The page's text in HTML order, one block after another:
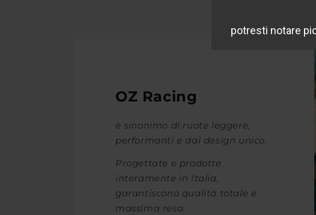
OZ Racing
è sinonimo di ruote leggere,
performanti e dal design unico.
Progettate e prodotte
interamente in Italia,
garantiscono qualità totale e
massima resa.